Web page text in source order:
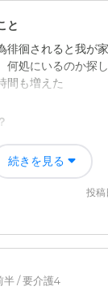
て
ていない。転倒が
示していない。
、バス停からも遠
と行けない。
いったこと踏まえ
と
徘徊されると我が
何処にいるのか探
間も増えた
れる日が多くなり
ずつ出来てるよう
とが嬉しい
続きを見る
投
半 / 要介護4